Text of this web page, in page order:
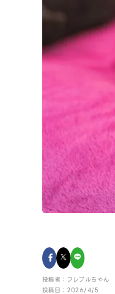
投稿者：フレブルちゃん
投稿日：2026/4/5